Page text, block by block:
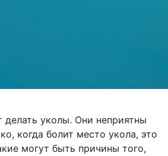
делать уколы. Они неприятны
когда болит место укола, это
могут быть причины того,